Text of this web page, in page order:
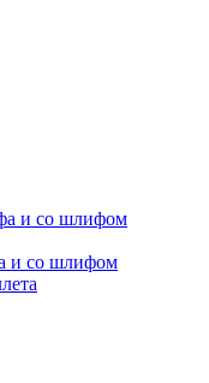
и со шлифом
и со шлифом